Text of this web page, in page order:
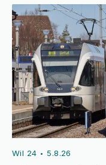
Wil 24 • 5.8.26